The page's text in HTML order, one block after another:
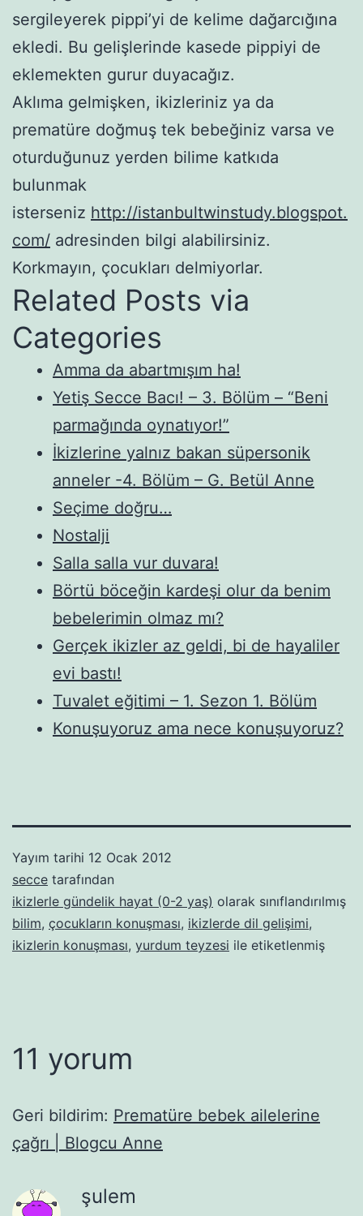
sergileyerek pippi’yi de kelime dağarcığına
ekledi. Bu gelişlerinde kasede pippiyi de
eklemekten gurur duyacağız.
Aklıma gelmişken, ikizleriniz ya da
prematüre doğmuş tek bebeğiniz varsa ve
oturduğunuz yerden bilime katkıda
bulunmak
isterseniz http://istanbultwinstudy.blogspot.
com/ adresinden bilgi alabilirsiniz.
Korkmayın, çocukları delmiyorlar.
Related Posts via
Categories
Amma da abartmışım ha!
Yetiş Secce Bacı! – 3. Bölüm – “Beni
parmağında oynatıyor!”
İkizlerine yalnız bakan süpersonik
anneler -4. Bölüm – G. Betül Anne
Seçime doğru…
Nostalji
Salla salla vur duvara!
Börtü böceğin kardeşi olur da benim
bebelerimin olmaz mı?
Gerçek ikizler az geldi, bi de hayaliler
evi bastı!
Tuvalet eğitimi – 1. Sezon 1. Bölüm
Konuşuyoruz ama nece konuşuyoruz?
Yayım tarihi 12 Ocak 2012
secce tarafından
ikizlerle gündelik hayat (0-2 yaş) olarak sınıflandırılmış
bilim, çocukların konuşması, ikizlerde dil gelişimi,
ikizlerin konuşması, yurdum teyzesi ile etiketlenmiş
11 yorum
Geri bildirim: Prematüre bebek ailelerine
çağrı | Blogcu Anne
şulem